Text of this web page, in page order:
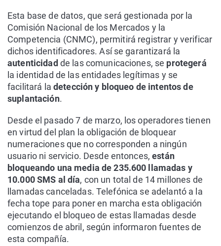
Esta base de datos, que será gestionada por la
Comisión Nacional de los Mercados y la
Competencia (CNMC), permitirá registrar y verificar
dichos identificadores. Así se garantizará la
autenticidad de las comunicaciones, se protegerá
la identidad de las entidades legítimas y se
facilitará la detección y bloqueo de intentos de
suplantación.
Desde el pasado 7 de marzo, los operadores tienen
en virtud del plan la obligación de bloquear
numeraciones que no corresponden a ningún
usuario ni servicio. Desde entonces,están
bloqueando una media de 235.600 llamadas y
10.000 SMS al día, con un total de 14 millones de
llamadas canceladas. Telefónica se adelantó a la
fecha tope para poner en marcha esta obligación
ejecutando el bloqueo de estas llamadas desde
comienzos de abril, según informaron fuentes de
esta compañía.